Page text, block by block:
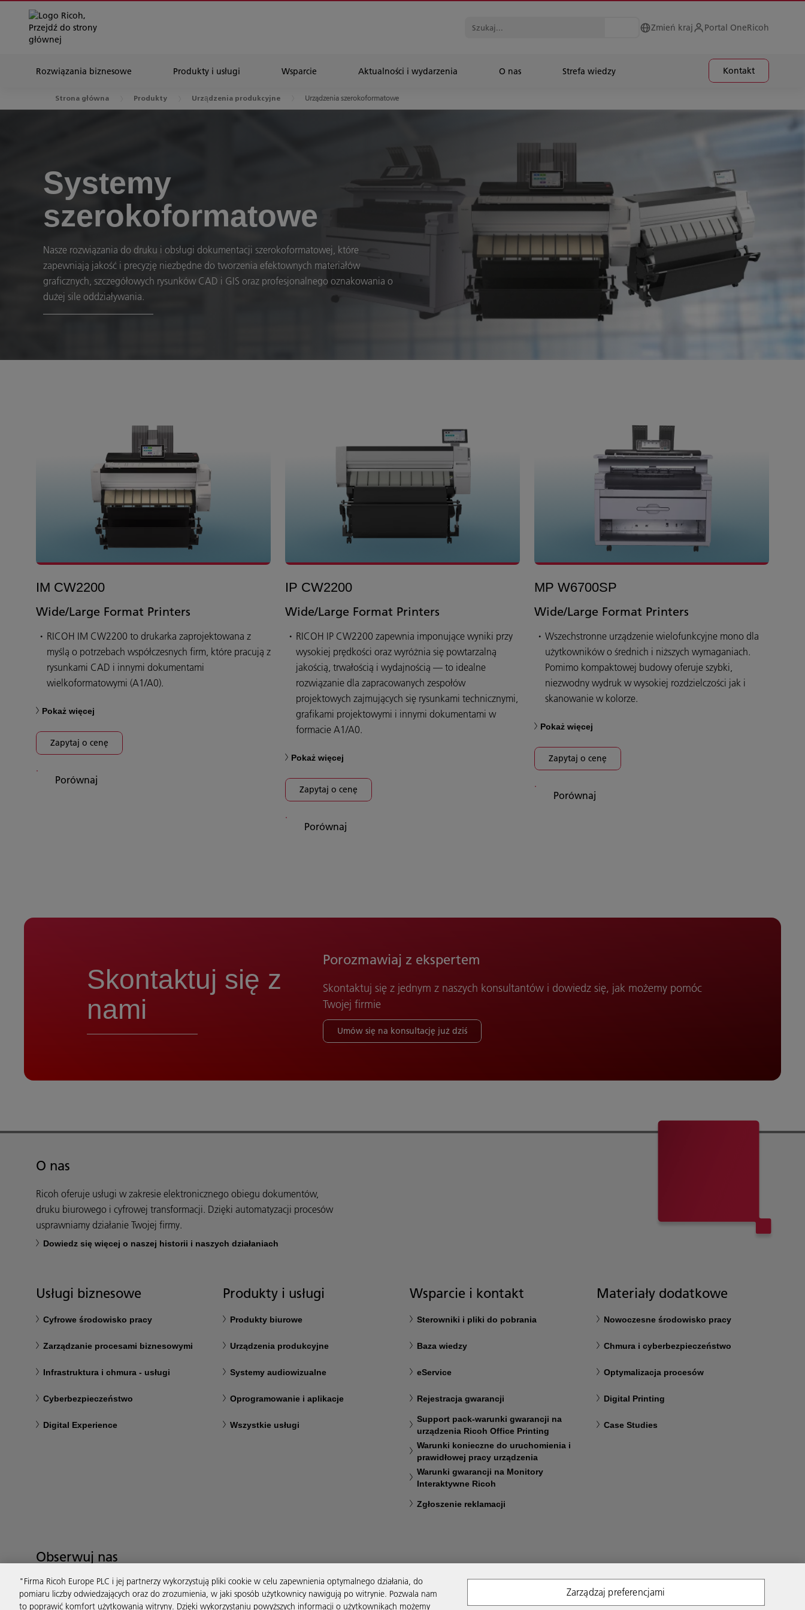
Zmień kraj Portal OneRicoh
Rozwiązania biznesowe Produkty i usługi Wsparcie Aktualności i wydarzenia O nas Strefa wiedzy Kontakt
Strona główna Produkty Urządzenia produkcyjne Urządzenia szerokoformatowe
Systemy
szerokoformatowe
Nasze rozwiązania do druku i obsługi dokumentacji szerokoformatowej, które
zapewniają jakość i precyzję niezbędne do tworzenia efektownych materiałów
graficznych, szczegółowych rysunków CAD i GIS oraz profesjonalnego oznakowania o
dużej sile oddziaływania.
IM CW2200
Wide/Large Format Printers
RICOH IM CW2200 to drukarka zaprojektowana z
myślą o potrzebach współczesnych firm, które pracują z
rysunkami CAD i innymi dokumentami
wielkoformatowymi (A1/A0).
Pokaż więcej
Zapytaj o cenę
Porównaj
IP CW2200
Wide/Large Format Printers
RICOH IP CW2200 zapewnia imponujące wyniki przy
wysokiej prędkości oraz wyróżnia się powtarzalną
jakością, trwałością i wydajnością — to idealne
rozwiązanie dla zapracowanych zespołów
projektowych zajmujących się rysunkami technicznymi,
grafikami projektowymi i innymi dokumentami w
formacie A1/A0.
Pokaż więcej
Zapytaj o cenę
Porównaj
MP W6700SP
Wide/Large Format Printers
Wszechstronne urządzenie wielofunkcyjne mono dla
użytkowników o średnich i niższych wymaganiach.
Pomimo kompaktowej budowy oferuje szybki,
niezwodny wydruk w wysokiej rozdzielczości jak i
skanowanie w kolorze.
Pokaż więcej
Zapytaj o cenę
Porównaj
Skontaktuj się z
nami
Porozmawiaj z ekspertem
Skontaktuj się z jednym z naszych konsultantów i dowiedz się, jak możemy pomóc
Twojej firmie
Umów się na konsultację już dziś
O nas
Ricoh oferuje usługi w zakresie elektronicznego obiegu dokumentów,
druku biurowego i cyfrowej transformacji. Dzięki automatyzacji procesów
usprawniamy działanie Twojej firmy.
Dowiedz się więcej o naszej historii i naszych działaniach
Usługi biznesowe
Cyfrowe środowisko pracy
Zarządzanie procesami biznesowymi
Infrastruktura i chmura - usługi
Cyberbezpieczeństwo
Digital Experience
Produkty i usługi
Produkty biurowe
Urządzenia produkcyjne
Systemy audiowizualne
Oprogramowanie i aplikacje
Wszystkie usługi
Wsparcie i kontakt
Sterowniki i pliki do pobrania
Baza wiedzy
eService
Rejestracja gwarancji
Support pack-warunki gwarancji na
urządzenia Ricoh Office Printing
Warunki konieczne do uruchomienia i
prawidłowej pracy urządzenia
Warunki gwarancji na Monitory
Interaktywne Ricoh
Zgłoszenie reklamacji
Materiały dodatkowe
Nowoczesne środowisko pracy
Chmura i cyberbezpieczeństwo
Optymalizacja procesów
Digital Printing
Case Studies
Obserwuj nas
"Firma Ricoh Europe PLC i jej partnerzy wykorzystują pliki cookie w celu zapewnienia optymalnego działania, do
pomiaru liczby odwiedzających oraz do zrozumienia, w jaki sposób użytkownicy nawigują po witrynie. Pozwala nam
to poprawić komfort użytkowania witryny. Dzięki wykorzystaniu powyższych informacji o użytkownikach możemy
Zarządzaj preferencjami